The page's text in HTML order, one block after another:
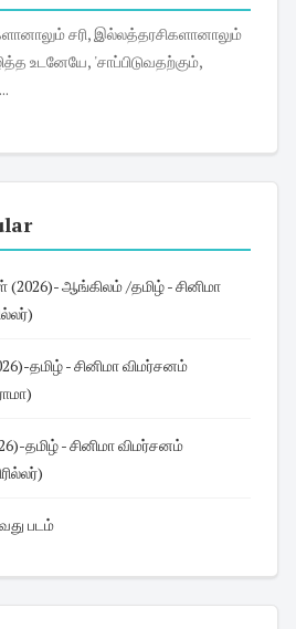
'சாப்பிடுவதற்கும்,
(2026)- ஆங்கிலம் /தமிழ் - சினிமா
தமிழ் - சினிமா விமர்சனம்
தமிழ் - சினிமா விமர்சனம்
படம்